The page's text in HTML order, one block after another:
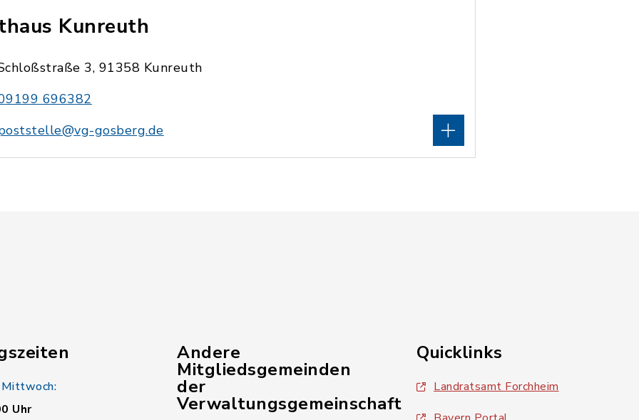
Kunreuth
3, 91358 Kunreuth
696382
gosberg.de
Uhr
Andere
Mitgliedsgemeinden
der
Verwaltungsgemeinschaft
Quicklinks
Landratsamt Forchheim